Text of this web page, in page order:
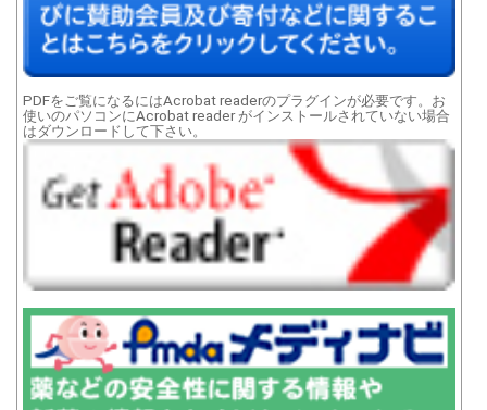
PDFをご覧になるにはAcrobat readerのプラグインが必要です。お
使いのパソコンにAcrobat reader がインストールされていない場合
はダウンロードして下さい。